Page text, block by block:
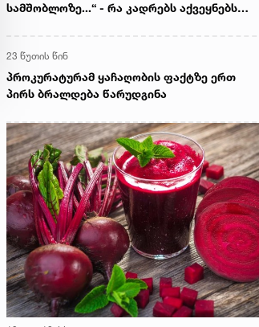
სამშობლოზე...“ - რა კადრებს აქვეყნებს
23 წუთის წინ
პროკურატურამ ყაჩაღობის ფაქტზე ერთ
პირს ბრალდება წარუდგინა